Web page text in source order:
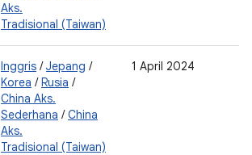
Aks.
Tradisional (Taiwan)
Inggris /Jepang /
Korea /Rusia /
China Aks.
Sederhana /China
Aks.
Tradisional (Taiwan)
1 April 2024